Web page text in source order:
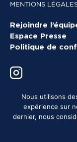
MENTIONS
Rejoindre
Espace Presse
Politique de
Nous utilisons
expérience sur
dernier, nous